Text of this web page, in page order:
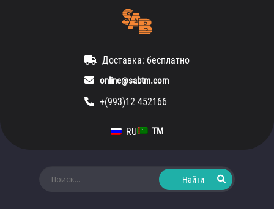
Доставка: бесплатно
online@sabtm.com
+(993)12 452166
RU TM